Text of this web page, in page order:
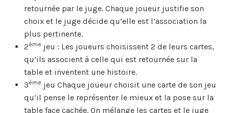
retournée par le juge. Chaque joueur justifie son
choix et le juge décide qu’elle est l’association la
plus pertinente.
2ème jeu : Les joueurs choisissent 2 de leurs cartes,
qu’ils associent à celle qui est retournée sur la
table et inventent une histoire.
3ème jeu Chaque joueur choisit une carte de son jeu
qu’il pense le représenter le mieux et la pose sur la
table face cachée. On mélange les cartes et le juge